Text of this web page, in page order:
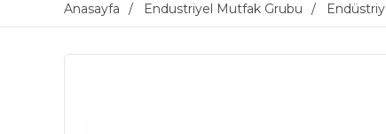
Anasayfa Endustriyel Mutfak Grubu